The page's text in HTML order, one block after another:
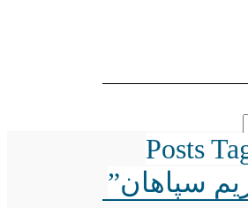
Posts
سپاهان”